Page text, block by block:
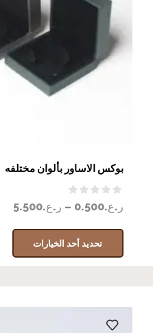
بوكس الاساور بألوان مختلفه
ر.ع.0.500
– ر.ع.5.500
تحديد أحد الخيارات